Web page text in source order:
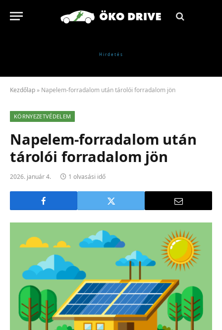
Kezdőlap » Napelem-forradalom után tárolói forradalom jön
KÖRNYEZETVÉDELEM
Napelem-forradalom után
tárolói forradalom jön
2026. január 4. 1 olvasási idő